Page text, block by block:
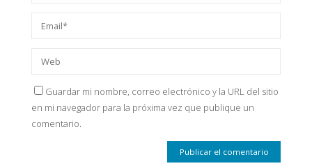
Guardar mi nombre, correo electrónico y la URL del sitio
en mi navegador para la próxima vez que publique un
comentario.